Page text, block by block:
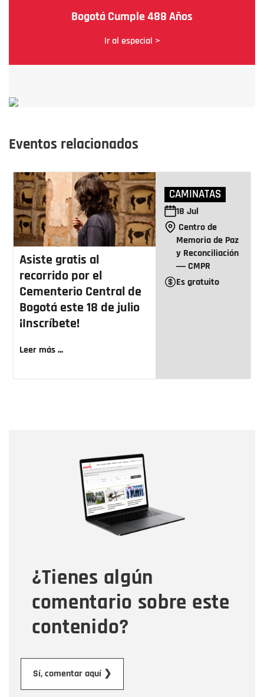
Bogotá Cumple 488 Años
Ir al especial >
Eventos relacionados
Asiste gratis al
recorrido por el
Cementerio Central de
Bogotá este 18 de julio
¡Inscríbete!
Leer más ...
CAMINATAS
18 Jul
Centro de
Memoria de Paz
y Reconciliación
― CMPR
Es gratuito
¿Tienes algún
comentario sobre este
contenido?
Sí, comentar aquí ❯
Correo electrónico
Tipo de comentario
Mensaje